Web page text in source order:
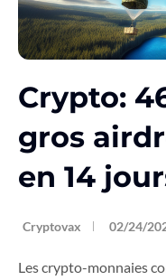
Crypto:
gros
en 14
Cryptovax 02/24/
Les crypto-monnaies